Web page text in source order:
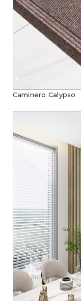
Caminero Calypso